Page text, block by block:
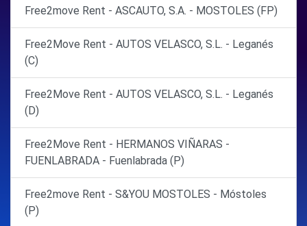
Free2move Rent - ASCAUTO, S.A. - MOSTOLES (FP)
Free2Move Rent - AUTOS VELASCO, S.L. - Leganés
(C)
Free2Move Rent - AUTOS VELASCO, S.L. - Leganés
(D)
Free2Move Rent - HERMANOS VIÑARAS -
FUENLABRADA - Fuenlabrada (P)
Free2move Rent - S&YOU MOSTOLES - Móstoles
(P)